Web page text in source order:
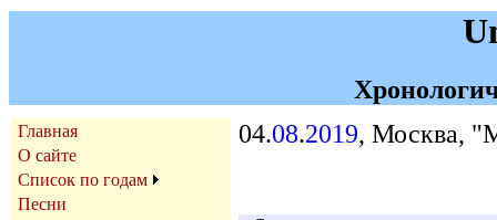
Главная
О сайте
Список по годам
Песни
04.08.2019, Москва,